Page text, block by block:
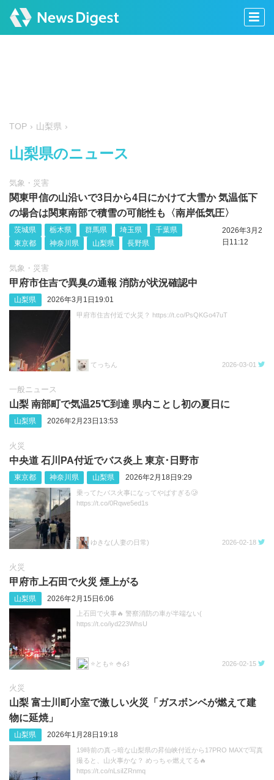
TOP 山梨県
山梨県のニュース
気象・災害
関東甲信の山沿いで3日から4日にかけて大雪か 気温低下
の場合は関東南部で積雪の可能性も〈南岸低気圧〉
茨城県 栃木県 群馬県 埼玉県
千葉県
東京都
神奈川県 山梨県 長野県
2026年3月2
日11:12
気象・災害
甲府市住吉で異臭の通報 消防が状況確認中
山梨県 2026年3月1日19:01
甲府市住吉付近で火災？ https://t.co/PsQKGo47uT
てっちん 2026-03-01
一般ニュース
山梨 南部町で気温25℃到達 県内ことし初の夏日に
山梨県 2026年2月23日13:53
火災
中央道 石川PA付近でバス炎上 東京･日野市
東京都 神奈川県 山梨県 2026年2月18日9:29
乗ってたバス火事になってやばすぎる🥲
https://t.co/0Rqwe5ed1s
ゆきな(人妻の日常) 2026-02-18
火災
甲府市上石田で火災 煙上がる
山梨県 2026年2月15日6:06
上石田で火事🔥 警察消防の車が半端ない(
https://t.co/iyd223WhsU
⭐️とも⭐️ 🍚໒꒱ 2026-02-15
火災
山梨 富士川町小室で激しい火災「ガスボンベが燃えて建
物に延焼」
山梨県 2026年1月28日19:18
19時前の真っ暗な山梨県の昇仙峡付近から17PRO MAXで写真
撮ると、山火事かな？ めっちゃ燃えてる🔥
https://t.co/nLsiIZRnmq